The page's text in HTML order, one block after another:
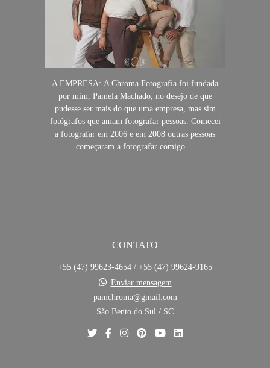
A EMPRESA: A Chroma Fotografia foi fundada
por mim, Pamela Machado, no desejo de que
pudesse ser mais do que uma empresa, mas sim
fotógrafos que amam fotografar pessoas. Comecei
a fotografar em 2006 e em 2008 outras pessoas
começaram a fotografar comigo ...
CONTATO
+55 (47) 99623-4654 / +55 (47) 99624-9165
Enviar mensagem
pamchroma@gmail.com
São Bento do Sul / SC